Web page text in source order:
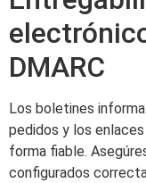
DMARC
Los boletines
pedidos y los
forma fiable.
configurados